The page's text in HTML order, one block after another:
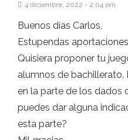
4 diciembre, 2022 - 2:04 pm
Buenos días Carlos,
Estupendas
Quisiera proponer tu
alumnos de
en la parte de los dados
puedes dar alguna
esta parte?